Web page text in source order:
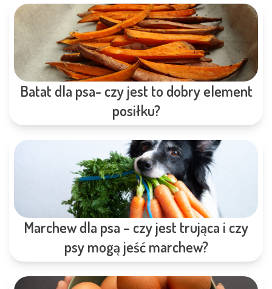
Batat dla psa- czy jest to dobry element
posiłku?
Marchew dla psa – czy jest trująca i czy
psy mogą jeść marchew?